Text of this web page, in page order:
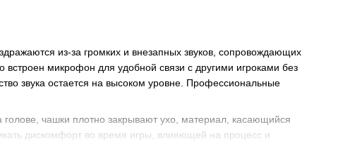
из-за громких и внезапных звуков, сопровождающих
встроен микрофон для удобной связи с другими игроками без
звука остается на высоком уровне. Профессиональные
чашки плотно закрывают ухо, материал, касающийся
дискомфорт во время игры, влияющей на процесс и